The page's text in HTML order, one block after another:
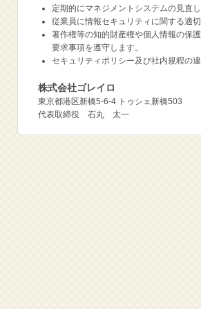
定期的にマネジメントシステムの見直
従業員に情報セキュリティに関する適
著作権等の知的財産権や個人情報の保
要求事項を遵守します。
セキュリティポリシー及び社内規程の
株式会社ゴレイロ
東京都港区新橋5-6-4 トゥシェ新橋503
代表取締役 石丸 太一